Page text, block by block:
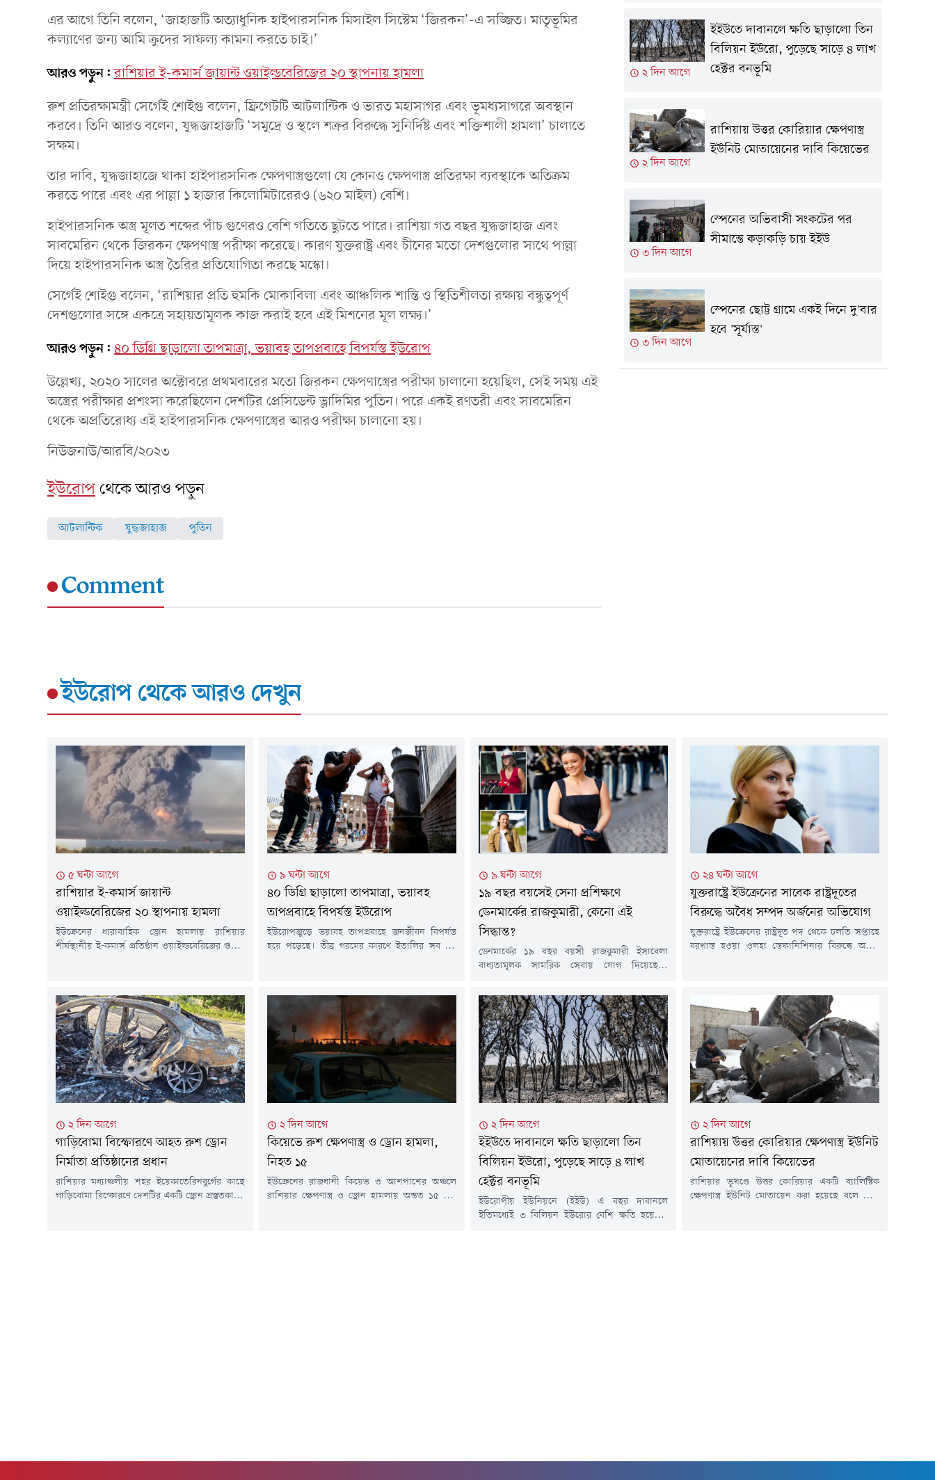
এর আগে তিনি বলেন, ‘জাহাজটি অত্যাধুনিক হাইপারসনিক মিসাইল সিস্টেম ‘জিরকন’-এ সজ্জিত। মাতৃভূমির
কল্যাণের জন্য আমি ক্রুদের সাফল্য কামনা করতে চাই।’
আরও পড়ুন: রাশিয়ার ই-কমার্স জায়ান্ট ওয়াইল্ডবেরিজের ২০ স্থাপনায় হামলা
রুশ প্রতিরক্ষামন্ত্রী সের্গেই শোইগু বলেন, ফ্রিগেটটি আটলান্টিক ও ভারত মহাসাগর এবং ভূমধ্যসাগরে অবস্থান
করবে। তিনি আরও বলেন, যুদ্ধজাহাজটি ‘সমুদ্রে ও স্থলে শত্রুর বিরুদ্ধে সুনির্দিষ্ট এবং শক্তিশালী হামলা’ চালাতে
সক্ষম।
তার দাবি, যুদ্ধজাহাজে থাকা হাইপারসনিক ক্ষেপণাস্ত্রগুলো যে কোনও ক্ষেপণাস্ত্র প্রতিরক্ষা ব্যবস্থাকে অতিক্রম
করতে পারে এবং এর পাল্লা ১ হাজার কিলোমিটারেরও (৬২০ মাইল) বেশি।
হাইপারসনিক অস্ত্র মূলত শব্দের পাঁচ গুণেরও বেশি গতিতে ছুটতে পারে। রাশিয়া গত বছর যুদ্ধজাহাজ এবং
সাবমেরিন থেকে জিরকন ক্ষেপণাস্ত্র পরীক্ষা করেছে। কারণ যুক্তরাষ্ট্র এবং চীনের মতো দেশগুলোর সাথে পাল্লা
দিয়ে হাইপারসনিক অস্ত্র তৈরির প্রতিযোগিতা করছে মস্কো।
সের্গেই শোইগু বলেন, ‘রাশিয়ার প্রতি হুমকি মোকাবিলা এবং আঞ্চলিক শান্তি ও স্থিতিশীলতা রক্ষায় বন্ধুত্বপূর্ণ
দেশগুলোর সঙ্গে একত্রে সহায়তামূলক কাজ করাই হবে এই মিশনের মূল লক্ষ্য।’
আরও পড়ুন: ৪০ ডিগ্রি ছাড়ালো তাপমাত্রা, ভয়াবহ তাপপ্রবাহে বিপর্যস্ত ইউরোপ
উল্লেখ্য, ২০২০ সালের অক্টোবরে প্রথমবারের মতো জিরকন ক্ষেপণাস্ত্রের পরীক্ষা চালানো হয়েছিল, সেই সময় এই
অস্ত্রের পরীক্ষার প্রশংসা করেছিলেন দেশটির প্রেসিডেন্ট ভ্লাদিমির পুতিন। পরে একই রণতরী এবং সাবমেরিন
থেকে অপ্রতিরোধ্য এই হাইপারসনিক ক্ষেপণাস্ত্রের আরও পরীক্ষা চালানো হয়।
নিউজনাউ/আরবি/২০২৩
ইউরোপথেকে আরও পড়ুন
আটলান্টিক যুদ্ধজাহাজ পুতিন
Comment
২ দিন আগে
ইইউতে দাবানলে ক্ষতি ছাড়ালো তিন
বিলিয়ন ইউরো, পুড়েছে সাড়ে ৪ লাখ
হেক্টর বনভূমি
২ দিন আগে
রাশিয়ায় উত্তর কোরিয়ার ক্ষেপণাস্ত্র
ইউনিট মোতায়েনের দাবি কিয়েভের
৩ দিন আগে
স্পেনের অভিবাসী সংকটের পর
সীমান্তে কড়াকড়ি চায় ইইউ
৩ দিন আগে
স্পেনের ছোট্ট গ্রামে একই দিনে দু'বার
হবে 'সূর্যাস্ত'
ইউরোপথেকে আরও দেখুন
৫ ঘন্টা আগে
রাশিয়ার ই-কমার্স জায়ান্ট
ওয়াইল্ডবেরিজের ২০ স্থাপনায় হামলা
ইউক্রেনের ধারাবাহিক ড্রোন হামলায় রাশিয়ার
শীর্ষস্থানীয় ই-কমার্স প্রতিষ্ঠান ওয়াইল্ডবেরিজের গুদাম
শুক্রবার (৭ আগস্ট) বার্তা সংস্থা রয়টার্সের প্রতিবেদনে
বলা হয়, গত ১৮ জুলাই থেকে রাশিয়ার বিভিন্ন
এলাকায় ওয়াইল্ডবেরিজের গুদাম লক্ষ্য করে প্রায়...
৯ ঘন্টা আগে
৪০ ডিগ্রি ছাড়ালো তাপমাত্রা, ভয়াবহ
তাপপ্রবাহে বিপর্যস্ত ইউরোপ
ইউরোপজুড়ে ভয়াবহ তাপপ্রবাহে জনজীবন বিপর্যস্ত
হয়ে পড়েছে। তীব্র গরমের কারণে ইতালির সব বড়
এবং ইউরোপের বিভিন্ন দেশে বিদ্যুৎ ও পরিবহন
ব্যবস্থায় বড় ধরনের চাপ তৈরি হয়েছে।চলমান
তাপপ্রবাহে ইউরোপের বেশ...
৯ ঘন্টা আগে
১৯ বছর বয়সেই সেনা প্রশিক্ষণে
ডেনমার্কের রাজকুমারী, কেনো এই
সিদ্ধান্ত?
ডেনমার্কের ১৯ বছর বয়সী রাজকুমারী ইসাবেলা
বাধ্যতামূলক সামরিক সেবায় যোগ দিয়েছেন।
প্রতিরক্ষা সক্ষমতা বাড়ানোর অংশ হিসেবে দেশটি
যখন সামরিক নিয়োগ সম্প্রসারণ করছে, ঠিক সেই
সময় রাজপরিবারের এই সদস্যের সেনাবাহিনীতে
যোগ দেওয়া ব্যাপক আলোচনার জন্ম দিয়েছে।
রাজকুমারী ইসাবেলা ডেনমার্কের রাজা দশম ফ্রেডেরিক
ও রানি মেরির কন্যা। রাজপরিবারের...
২৪ ঘন্টা আগে
যুক্তরাষ্ট্রে ইউক্রেনের সাবেক রাষ্ট্রদূতের
বিরুদ্ধে অবৈধ সম্পদ অর্জনের অভিযোগ
যুক্তরাষ্ট্রে ইউক্রেনের রাষ্ট্রদূত পদ থেকে চলতি সপ্তাহে
বরখাস্ত হওয়া ওলহা স্তেফানিশিনার বিরুদ্ধে অবৈধ
সর্বশেষ উচ্চপদস্থ কর্মকর্তার বিরুদ্ধে পদক্ষেপ।
রয়টার্সের প্রতিবেদনে এ তথ্য উঠে এসেছে।রাষ্ট্রদূত
হওয়ার আগে উপ-প্রধানমন্ত্রীর দায়িত্বে থাকা
স্তেফানিশিনা দুটি অ্যাপার্টমেন্টসহ...
২ দিন আগে
গাড়িবোমা বিস্ফোরণে আহত রুশ ড্রোন
নির্মাতা প্রতিষ্ঠানের প্রধান
রাশিয়ার মধ্যাঞ্চলীয় শহর ইয়েকাতেরিনবুর্গের কাছে
গাড়িবোমা বিস্ফোরণে দেশটির একটি ড্রোন প্রস্তুতকারক
২ দিন আগে
কিয়েভে রুশ ক্ষেপণাস্ত্র ও ড্রোন হামলা,
নিহত ১৫
ইউক্রেনের রাজধানী কিয়েভ ও আশপাশের অঞ্চলে
রাশিয়ার ক্ষেপণাস্ত্র ও ড্রোন হামলায় অন্তত ১৫ জন
২ দিন আগে
ইইউতে দাবানলে ক্ষতি ছাড়ালো তিন
বিলিয়ন ইউরো, পুড়েছে সাড়ে ৪ লাখ
হেক্টর বনভূমি
ইউরোপীয় ইউনিয়নে (ইইউ) এ বছর দাবানলে
ইতিমধ্যেই ৩ বিলিয়ন ইউরোর বেশি ক্ষতি হয়েছে।
২ দিন আগে
রাশিয়ায় উত্তর কোরিয়ার ক্ষেপণাস্ত্র ইউনিট
মোতায়েনের দাবি কিয়েভের
রাশিয়ার ভূখণ্ডে উত্তর কোরিয়ার একটি ব্যালিস্টিক
ক্ষেপণাস্ত্র ইউনিট মোতায়েন করা হয়েছে বলে দাবি